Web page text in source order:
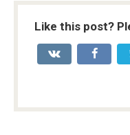
Like this post?